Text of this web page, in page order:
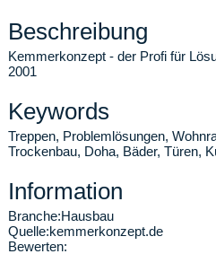
Beschreibung
Kemmerkonzept - der Profi für
2001
Keywords
Treppen, Problemlösungen,
Trockenbau, Doha, Bäder, Türen,
Information
Branche:Hausbau
Quelle:kemmerkonzept.de
Bewerten: